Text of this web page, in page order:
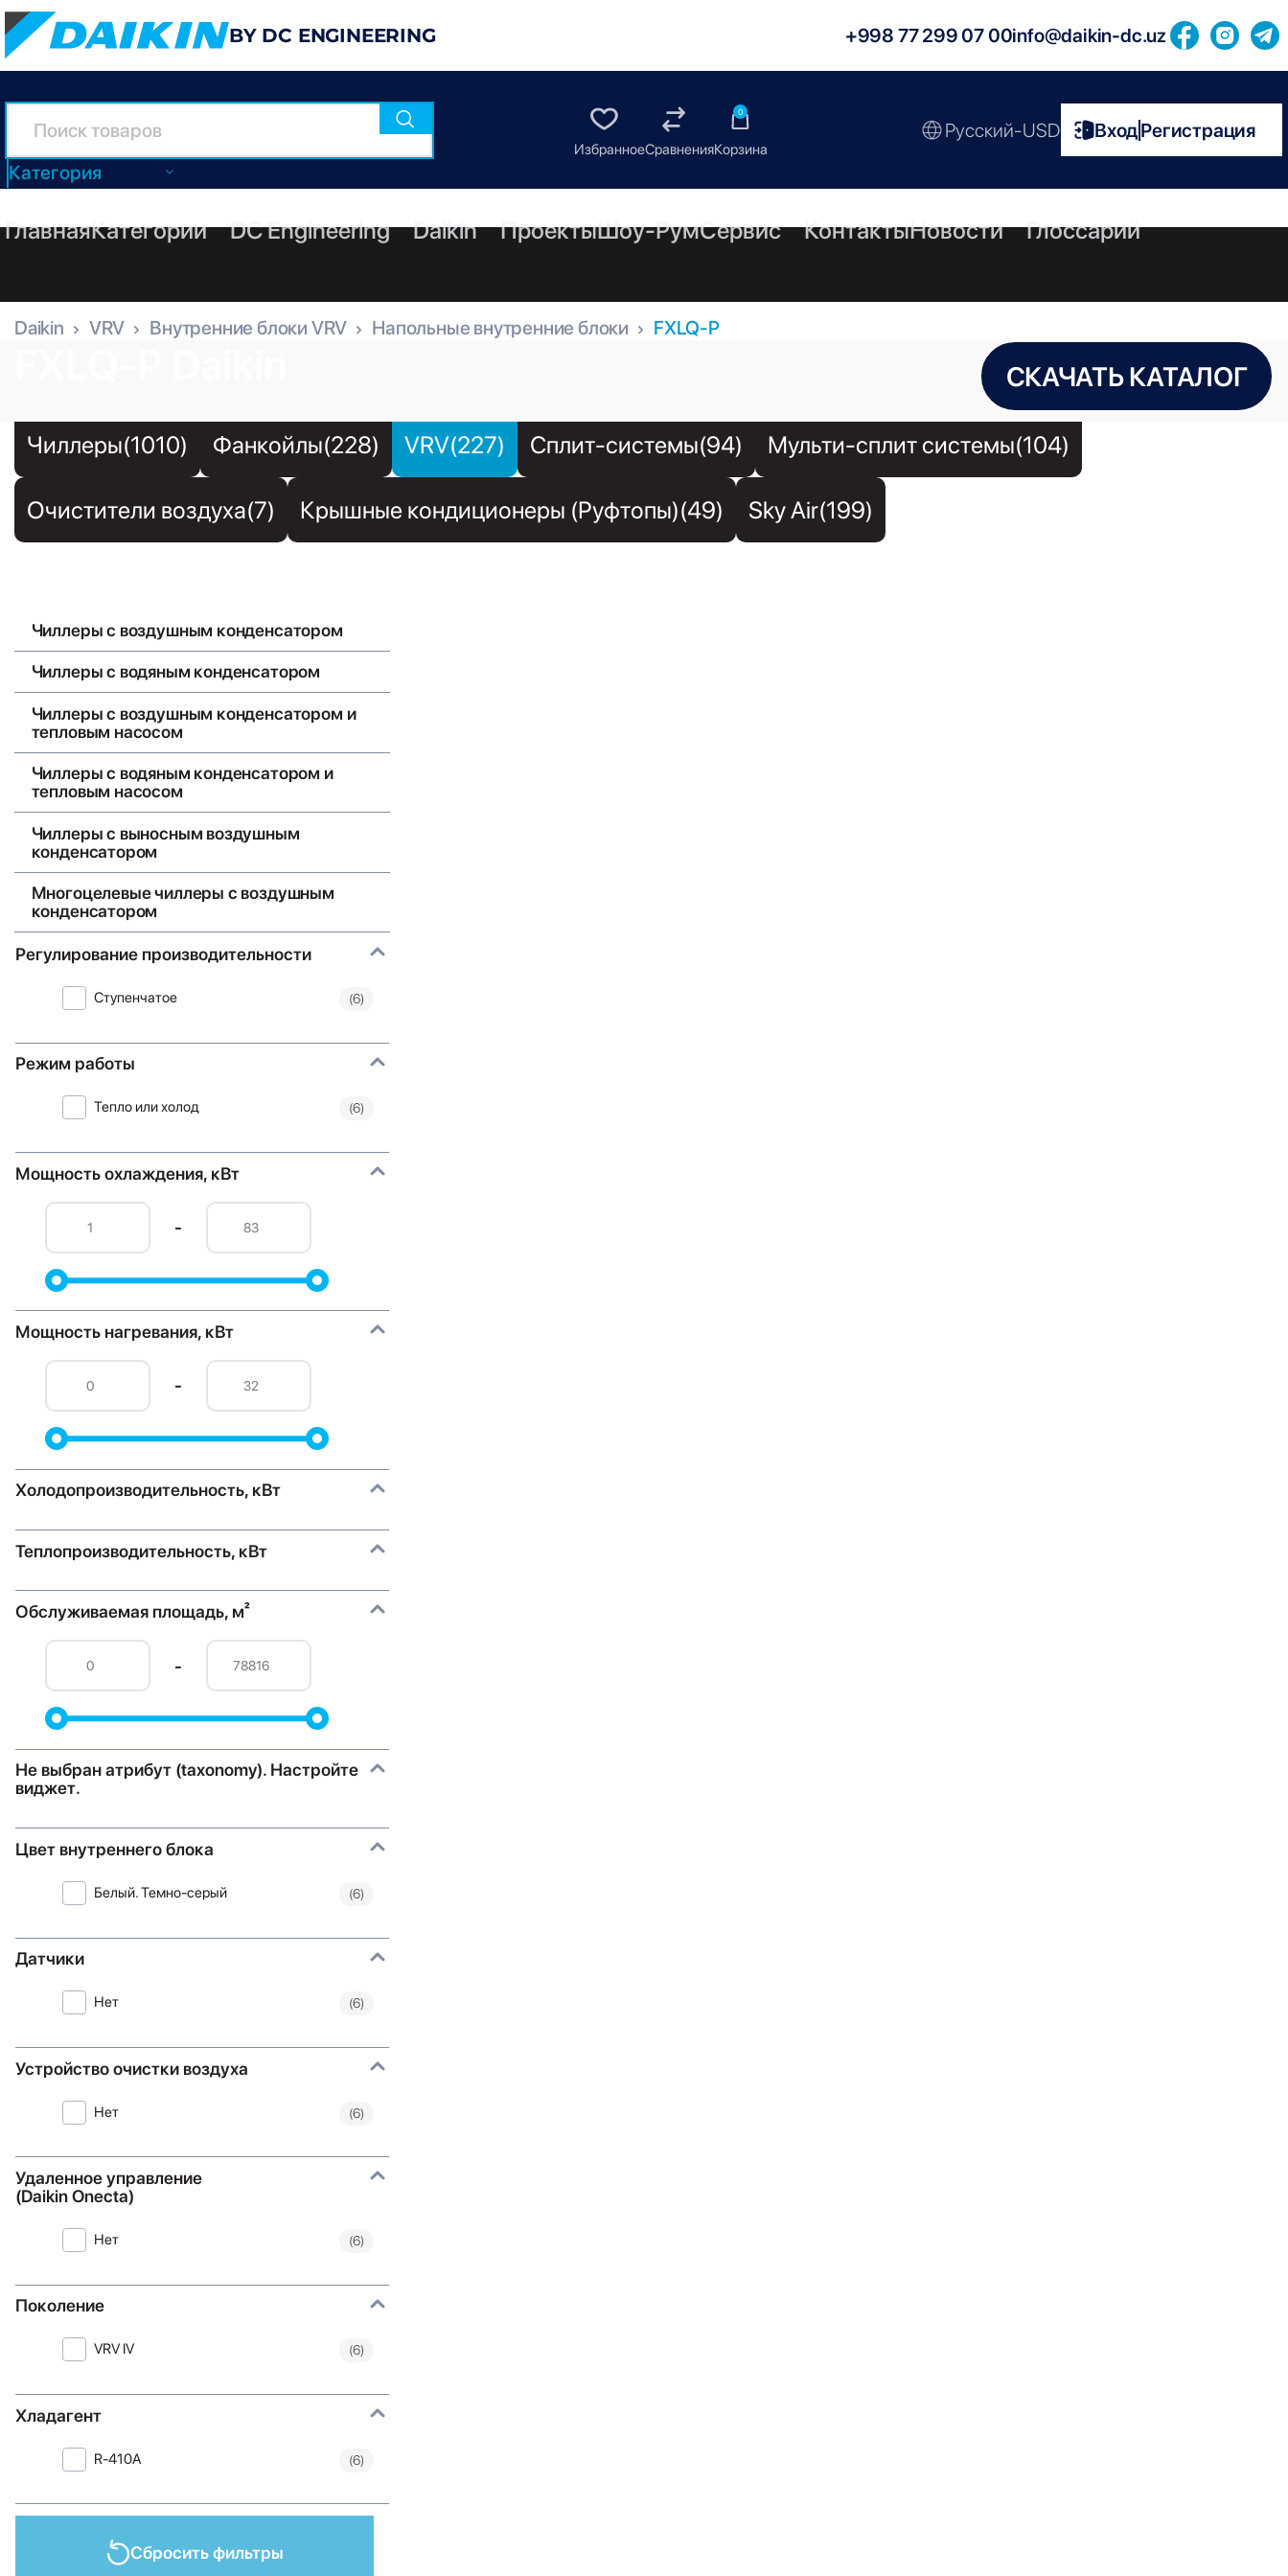
BY DC ENGINEERING +998 77 299 07 00info@daikin-dc.uz
Категория
0
Русский-USD ВходРегистрация
ГлавнаяКатегории DC Engineering Daikin ПроектыШоу-РумСервис КонтактыНовости Глоссарий
Daikin VRV Внутренние блоки VRV Напольные внутренние блоки FXLQ-P
СКАЧАТЬ КАТАЛОГ
Чиллеры(1010) Фанкойлы(228) VRV(227) Сплит-системы(94) Мульти-сплит системы(104)
Очистители воздуха(7) Крышные кондиционеры (Руфтопы)(49) Sky Air(199)
Чиллеры с воздушным конденсатором
Чиллеры с водяным конденсатором
Чиллеры с воздушным конденсатором и
тепловым насосом
Чиллеры с водяным конденсатором и
тепловым насосом
Чиллеры с выносным воздушным
конденсатором
Многоцелевые чиллеры с воздушным
конденсатором
Регулирование производительности
Ступенчатое (6)
Режим работы
Тепло или холод (6)
Мощность охлаждения, кВт
-
Мощность нагревания, кВт
-
Холодопроизводительность, кВт
Теплопроизводительность, кВт
Обслуживаемая площадь, м²
-
Не выбран атрибут (taxonomy). Настройте
виджет.
Цвет внутреннего блока
Белый. Темно-серый (6)
Датчики
Нет (6)
Устройство очистки воздуха
Нет (6)
Удаленное управление
(Daikin Onecta)
Нет (6)
Поколение
VRV IV (6)
Хладагент
R-410A (6)
Сбросить фильтры